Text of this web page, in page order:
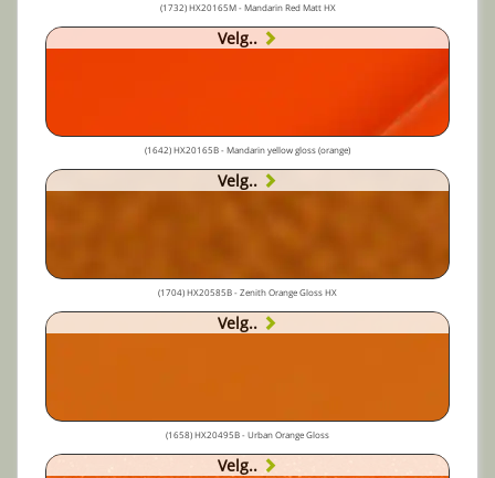
(1732) HX20165M - Mandarin Red Matt HX
Velg..
(1642) HX20165B - Mandarin yellow gloss (orange)
Velg..
(1704) HX20585B - Zenith Orange Gloss HX
Velg..
(1658) HX20495B - Urban Orange Gloss
Velg..